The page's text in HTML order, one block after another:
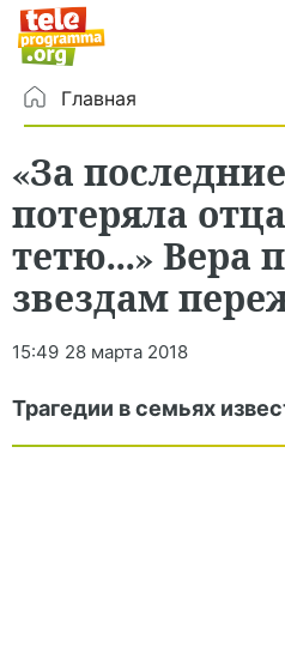
Главная
«За
потеряла
тетю...» Вера
звездам
15:49 28 марта 2018
Трагедии в семьях